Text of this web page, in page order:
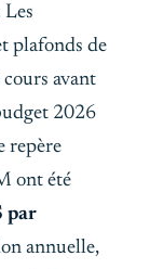
Les
plafonds de
avant
2026
repère
ont été
par
annuelle,